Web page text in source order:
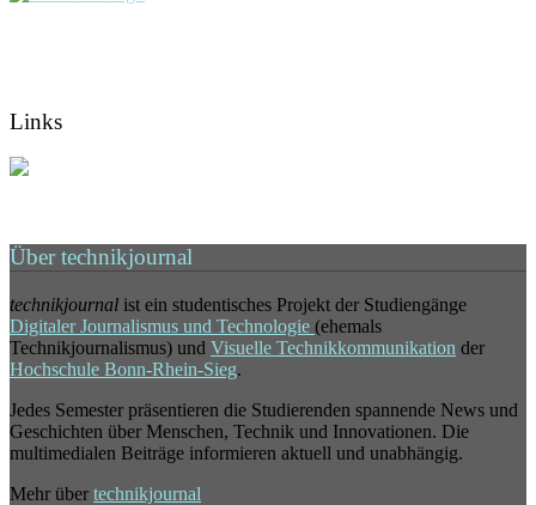
Links
Über technikjournal
technikjournal ist ein studentisches Projekt der Studiengänge
Digitaler Journalismus und Technologie (ehemals
Technikjournalismus) und Visuelle Technikkommunikation der
Hochschule Bonn-Rhein-Sieg.
Jedes Semester präsentieren die Studierenden spannende News und
Geschichten über Menschen, Technik und Innovationen. Die
multimedialen Beiträge informieren aktuell und unabhängig.
Mehr über technikjournal